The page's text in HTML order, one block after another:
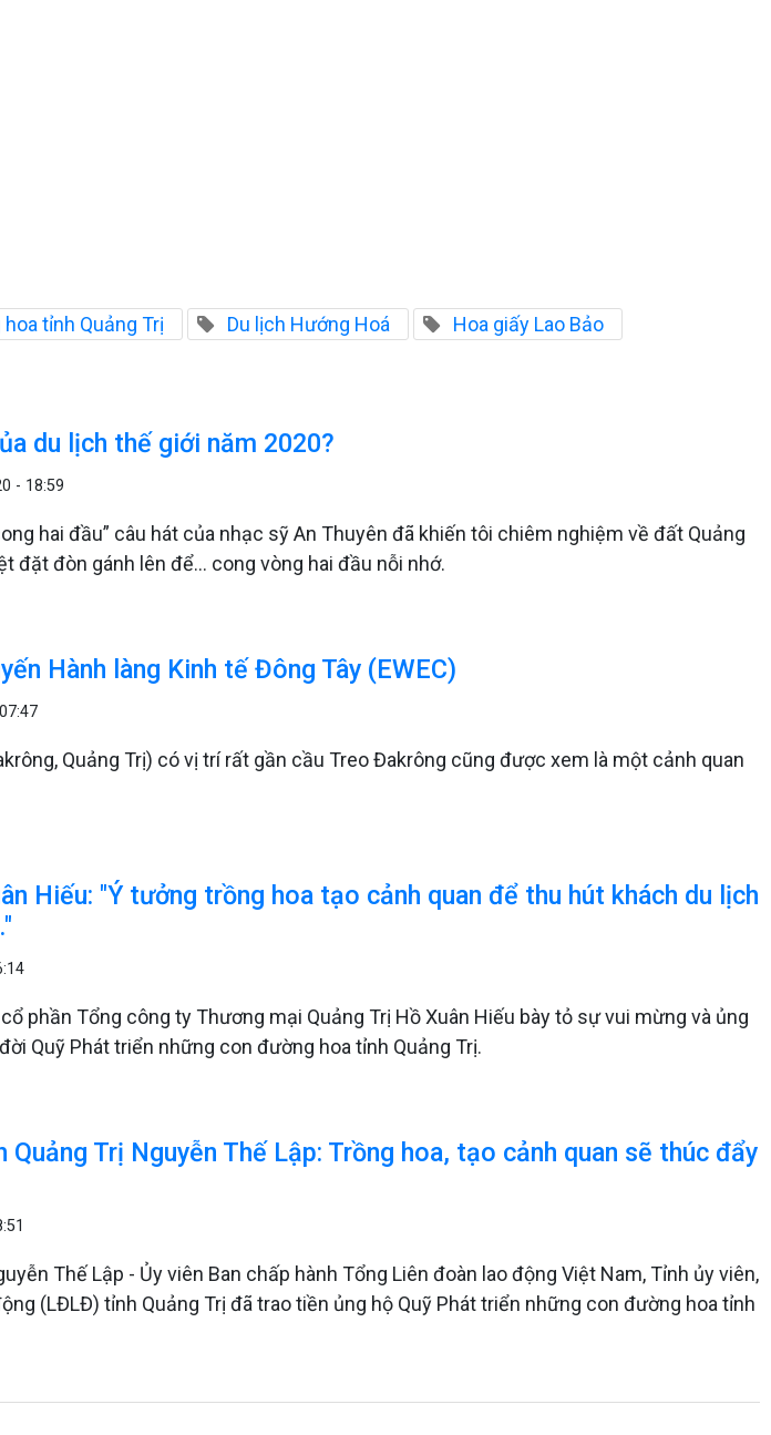
tỉnh Quảng Trị Du lịch Hướng Hoá
Hoa giấy Lao Bảo
du lịch thế giới năm 2020?
- 18:59
hai đầu” câu hát của nhạc sỹ An Thuyên đã khiến tôi chiêm nghiệm về đất Quảng
đặt đòn gánh lên để… cong vòng hai đầu nỗi nhớ.
Hành làng Kinh tế Đông Tây (EWEC)
Quảng Trị) có vị trí rất gần cầu Treo Đakrông cũng được xem là một cảnh quan
Hiếu: "Ý tưởng trồng hoa tạo cảnh quan để thu hút khách du lịch
phần Tổng công ty Thương mại Quảng Trị Hồ Xuân Hiếu bày tỏ sự vui mừng và ủng
Quỹ Phát triển những con đường hoa tỉnh Quảng Trị.
Trị Nguyễn Thế Lập: Trồng hoa, tạo cảnh quan sẽ thúc đẩy
Thế Lập - Ủy viên Ban chấp hành Tổng Liên đoàn lao động Việt Nam, Tỉnh ủy viên,
(LĐLĐ) tỉnh Quảng Trị đã trao tiền ủng hộ Quỹ Phát triển những con đường hoa tỉnh